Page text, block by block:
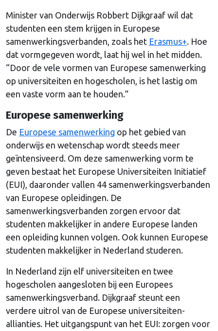
Minister van Onderwijs Robbert Dijkgraaf wil dat
studenten een stem krijgen in Europese
samenwerkingsverbanden, zoals het Erasmus+. Hoe
dat vormgegeven wordt, laat hij wel in het midden.
“Door de vele vormen van Europese samenwerking
op universiteiten en hogescholen, is het lastig om
een vaste vorm aan te houden.”
Europese samenwerking
De Europese samenwerking op het gebied van
onderwijs en wetenschap wordt steeds meer
geïntensiveerd. Om deze samenwerking vorm te
geven bestaat het Europese Universiteiten Initiatief
(EUI), daaronder vallen 44 samenwerkingsverbanden
van Europese opleidingen. De
samenwerkingsverbanden zorgen ervoor dat
studenten makkelijker in andere Europese landen
een opleiding kunnen volgen. Ook kunnen Europese
studenten makkelijker in Nederland studeren.
In Nederland zijn elf universiteiten en twee
hogescholen aangesloten bij een Europees
samenwerkingsverband. Dijkgraaf steunt een
verdere uitrol van de Europese universiteiten-
allianties. Het uitgangspunt van het EUI: zorgen voor